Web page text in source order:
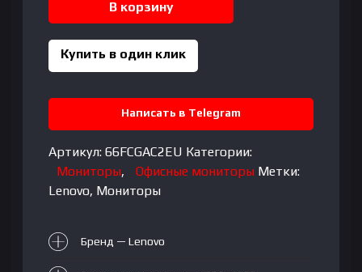
D32-
40
75Hz,
4mc,
FHD(1920x1080),
HDMI,
В корзину
Купить в один клик
Написать в Telegram
Артикул:66FCGAC2EU Категории:
Мониторы, Офисные мониторы Метки:
Lenovo, Мониторы
Бренд — Lenovo